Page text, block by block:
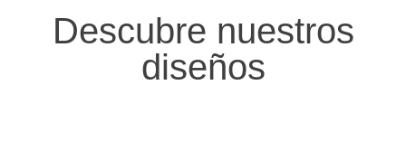
Descubre nuestros
diseños